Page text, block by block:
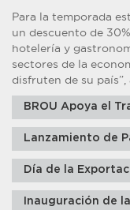
Para la temporada
un descuento de
hotelería y
sectores de la
disfruten de su
BROU Apoya el
Lanzamiento de
Día de la
Inauguración de